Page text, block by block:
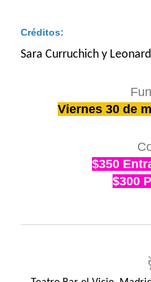
Créditos:
Sara Curruchich y
Viernes 30 de
$350
$300